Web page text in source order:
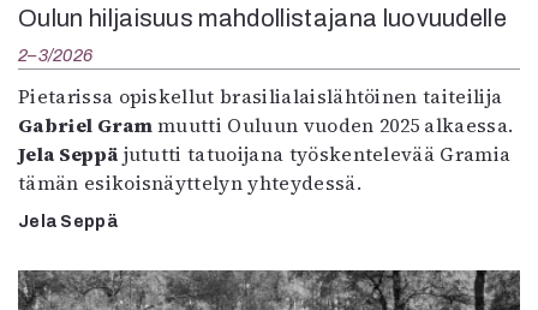
Oulun hiljaisuus mahdollistajana luovuudelle
2–3/2026
Pietarissa opiskellut brasilialaislähtöinen taiteilija
Gabriel Grammuutti Ouluun vuoden 2025 alkaessa.
Jela Seppä jututti tatuoijana työskentelevää Gramia
tämän esikoisnäyttelyn yhteydessä.
Jela Seppä